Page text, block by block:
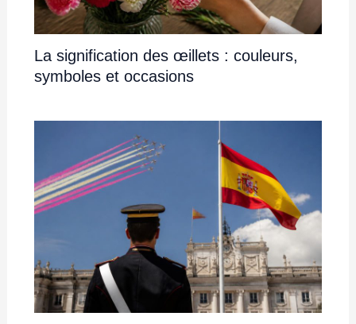
La signification des œillets : couleurs,
symboles et occasions